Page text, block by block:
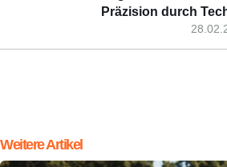
Präzision durch
Weitere Artikel